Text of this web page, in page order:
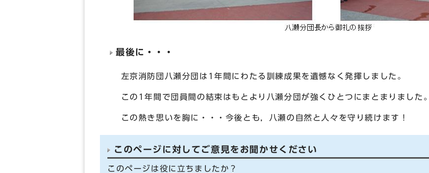
最後に・・・
左京消防団八瀬分団は1年間にわたる訓練成果を遺憾なく発揮しました。
この1年間で団員間の結束はもとより八瀬分団が強くひとつにまとまりました。
この熱き思いを胸に・・・今後とも，八瀬の自然と人々を守り続けます！
このページに対してご意見をお聞かせください
このページは役に立ちましたか？